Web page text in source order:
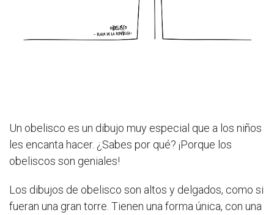
Un obelisco es un dibujo muy especial que a los niños
les encanta hacer. ¿Sabes por qué? ¡Porque los
obeliscos son geniales!
Los dibujos de obelisco son altos y delgados, como si
fueran una gran torre. Tienen una forma única, con una